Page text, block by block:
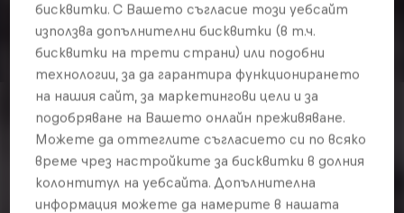
бисквитки. С Вашето съгласие този уебсайт
използва допълнителни бисквитки (в т.ч.
бисквитки на трети страни) или подобни
технологии, за да гарантира функционирането
на нашия сайт, за маркетингови цели и за
подобряване на Вашето онлайн преживяване.
Можете да оттеглите съгласието си по всяко
време чрез настройките за бисквитки в долния
колонтитул на уебсайта. Допълнителна
информация можете да намерите в нашата